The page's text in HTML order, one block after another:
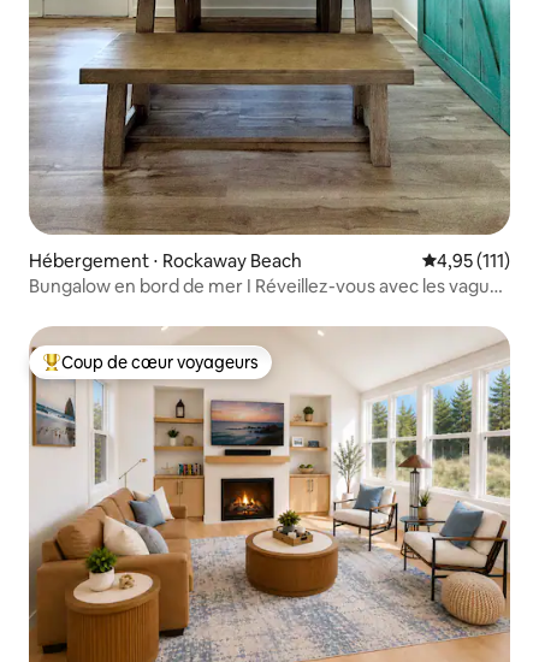
Hébergement ⋅ Rockaway Beach Évaluation
4,95 (111)
Bungalow en bord de mer I Réveillez-vous avec les vagues
Coups de cœur voyageurs les plus appréciés
Coup de cœur voyageurs